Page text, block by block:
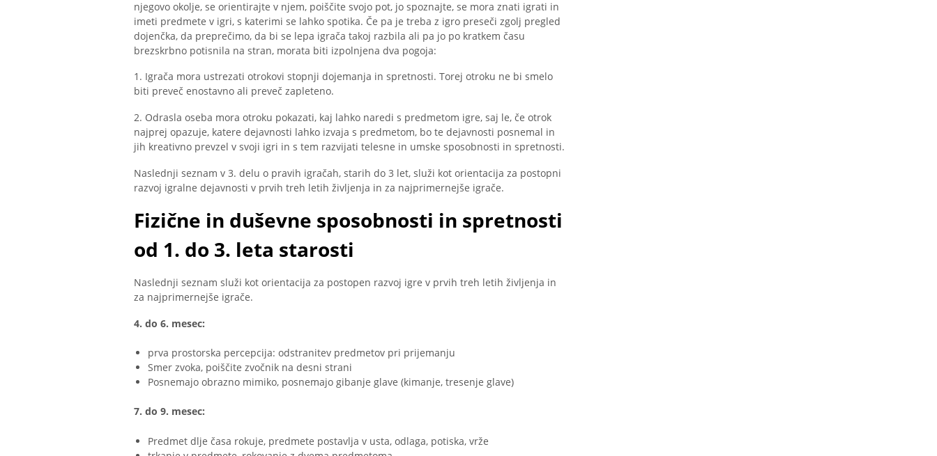
njegovo okolje, se orientirajte v njem, poiščite svojo pot, jo spoznajte, se mora znati igrati in
imeti predmete v igri, s katerimi se lahko spotika. Če pa je treba z igro preseči zgolj pregled
dojenčka, da preprečimo, da bi se lepa igrača takoj razbila ali pa jo po kratkem času
brezskrbno potisnila na stran, morata biti izpolnjena dva pogoja:
1. Igrača mora ustrezati otrokovi stopnji dojemanja in spretnosti. Torej otroku ne bi smelo
biti preveč enostavno ali preveč zapleteno.
2. Odrasla oseba mora otroku pokazati, kaj lahko naredi s predmetom igre, saj le, če otrok
najprej opazuje, katere dejavnosti lahko izvaja s predmetom, bo te dejavnosti posnemal in
jih kreativno prevzel v svoji igri in s tem razvijati telesne in umske sposobnosti in spretnosti.
Naslednji seznam v 3. delu o pravih igračah, starih do 3 let, služi kot orientacija za postopni
razvoj igralne dejavnosti v prvih treh letih življenja in za najprimernejše igrače.
Fizične in duševne sposobnosti in spretnosti
od 1. do 3. leta starosti
Naslednji seznam služi kot orientacija za postopen razvoj igre v prvih treh letih življenja in
za najprimernejše igrače.
4. do 6. mesec:
prva prostorska percepcija: odstranitev predmetov pri prijemanju
Smer zvoka, poiščite zvočnik na desni strani
Posnemajo obrazno mimiko, posnemajo gibanje glave (kimanje, tresenje glave)
7. do 9. mesec:
Predmet dlje časa rokuje, predmete postavlja v usta, odlaga, potiska, vrže